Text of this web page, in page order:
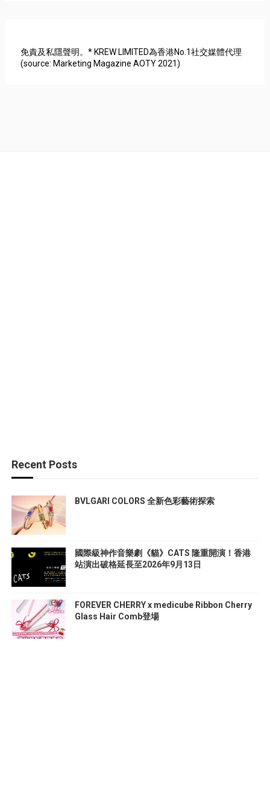
免責及私隱聲明。* KREW LIMITED為香港No.1社交媒體代理
(source: Marketing Magazine AOTY 2021)
Recent Posts
BVLGARI COLORS 全新色彩藝術探索
國際級神作音樂劇《貓》CATS 隆重開演！香港
站演出破格延長至2026年9月13日
FOREVER CHERRY x medicube Ribbon Cherry
Glass Hair Comb登場